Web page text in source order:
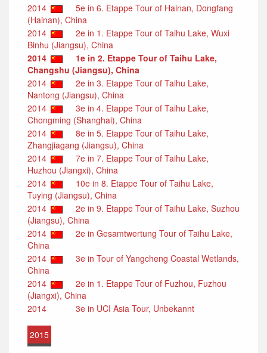
2014
5e in 6. Etappe Tour of Hainan, Dongfang
(Hainan), China
2014
2e in 1. Etappe Tour of Taihu Lake, Wuxi
Binhu (Jiangsu), China
2014
1e in 2. Etappe Tour of Taihu Lake,
Changshu (Jiangsu), China
2014
2e in 3. Etappe Tour of Taihu Lake,
Nantong (Jiangsu), China
2014
3e in 4. Etappe Tour of Taihu Lake,
Chongming (Shanghai), China
2014
8e in 5. Etappe Tour of Taihu Lake,
Zhangjiagang (Jiangsu), China
2014
7e in 7. Etappe Tour of Taihu Lake,
Huzhou (Jiangxi), China
2014
10e in 8. Etappe Tour of Taihu Lake,
Tuying (Jiangsu), China
2014
2e in 9. Etappe Tour of Taihu Lake, Suzhou
(Jiangsu), China
2014
2e in Gesamtwertung Tour of Taihu Lake,
China
2014
3e in Tour of Yangcheng Coastal Wetlands,
China
2014
2e in 1. Etappe Tour of Fuzhou, Fuzhou
(Jiangxi), China
2014
3e in UCI Asia Tour, Unbekannt
2015